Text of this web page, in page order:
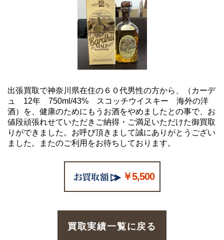
出張買取で神奈川県在住の６０代男性の方から、（カーデ
ュ 12年 750ml/43% スコッチウイスキー 海外の洋
酒）を、健康のためにもうお酒をやめましたとの事で、お
値段頑張れせていただきご納得・ご満足いただけた御買取
りができました。お呼び頂きまして誠にありがとうござい
ました。またのご利用をお待ちしております。
￥5,500
買取実績一覧に戻る